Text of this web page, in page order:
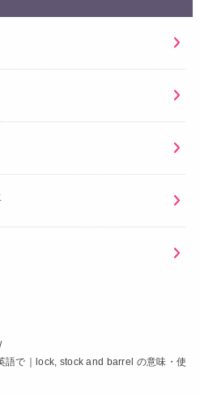
語で｜lock, stock and barrel の意味・使